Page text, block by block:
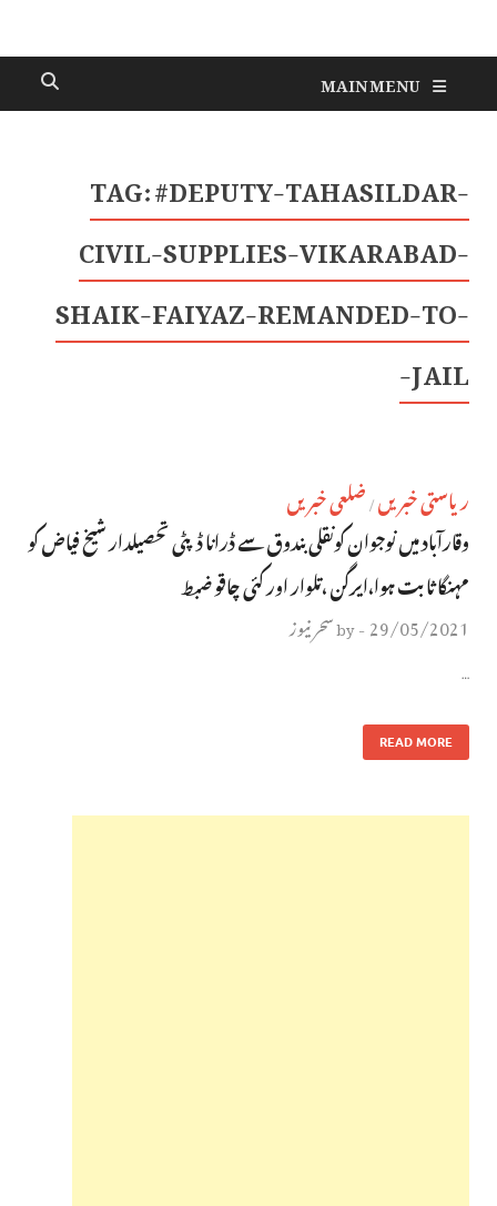
MAIN MENU
TAG:#DEPUTY-TAHASILDAR-
CIVIL-SUPPLIES-VIKARABAD-
SHAIK-FAIYAZ-REMANDED-TO-
JAIL-
ریاستی خبریں / ضلعی خبریں
وقارآباد میں نوجوان کونقلی بندوق سے ڈرانا ڈپٹی تحصیلدار شیخ فیاض کو
مہنگا ثابت ہوا،ایرگن ،تلوار اور کئی چاقو ضبط
29/05/2021
-
byسحر نیوز
…
READ MORE